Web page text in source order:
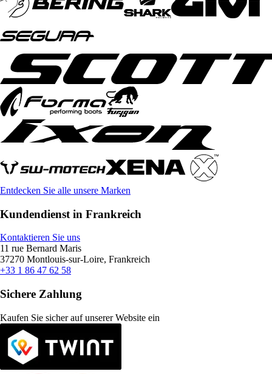
Entdecken Sie alle unsere Marken
Kundendienst in Frankreich
Kontaktieren Sie uns
11 rue Bernard Maris
37270 Montlouis-sur-Loire, Frankreich
+33 1 86 47 62 58
Sichere Zahlung
Kaufen Sie sicher auf unserer Website ein